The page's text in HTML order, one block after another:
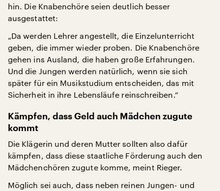
hin. Die Knabenchöre seien deutlich besser
ausgestattet:
„Da werden Lehrer angestellt, die Einzelunterricht
geben, die immer wieder proben. Die Knabenchöre
gehen ins Ausland, die haben große Erfahrungen.
Und die Jungen werden natürlich, wenn sie sich
später für ein Musikstudium entscheiden, das mit
Sicherheit in ihre Lebensläufe reinschreiben.“
Kämpfen, dass Geld auch Mädchen zugute
kommt
Die Klägerin und deren Mutter sollten also dafür
kämpfen, dass diese staatliche Förderung auch den
Mädchenchören zugute komme, meint Rieger.
Möglich sei auch, dass neben reinen Jungen- und